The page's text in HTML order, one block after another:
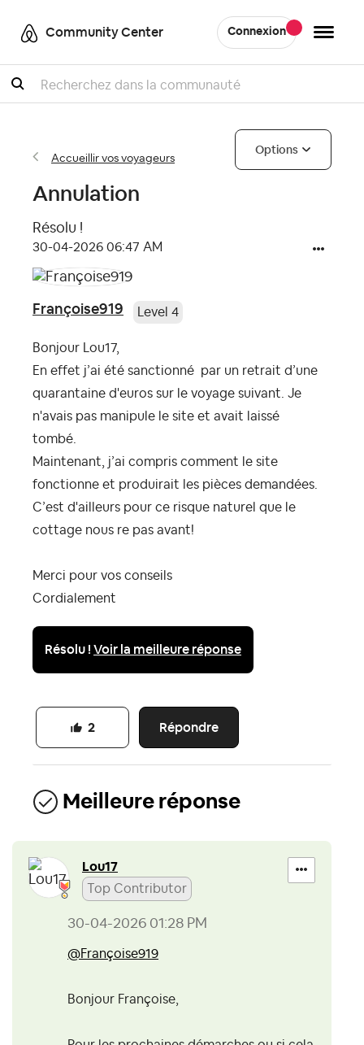
Community Center Connexion
Recherche
Accueillir vos voyageurs
Options
Annulation
Résolu !
‎30-04-2026 06:47 AM
Françoise919 Level 4
Bonjour Lou17,
En effet j’ai été sanctionné par un retrait d’une
quarantaine d'euros sur le voyage suivant. Je
n'avais pas manipule le site et avait laissé
tombé.
Maintenant, j’ai compris comment le site
fonctionne et produirait les pièces demandées.
C’est d'ailleurs pour ce risque naturel que le
cottage nous re pas avant!
Merci pour vos conseils
Cordialement
Résolu !Voir la meilleure réponse
Répondre
2
Meilleure réponse
Lou17
Top Contributor
‎30-04-2026 01:28 PM
@Françoise919
Bonjour Françoise,